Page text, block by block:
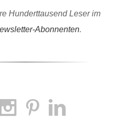
Hunderttausend Leser im
Abonnenten.